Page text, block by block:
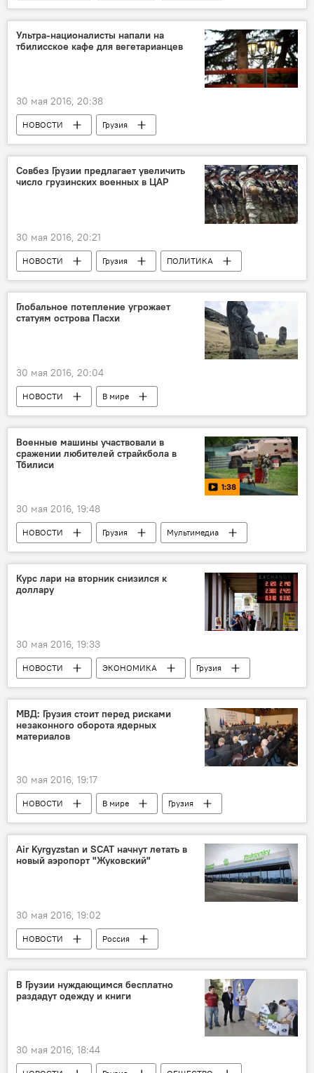
Ультра-националисты напали на
тбилисское кафе для вегетарианцев
30 мая 2016, 20:38
НОВОСТИ
Грузия
ПРОИСШЕСТВИЯ
Совбез Грузии предлагает увеличить
число грузинских военных в ЦАР
30 мая 2016, 20:21
НОВОСТИ Грузия ПОЛИТИКА
Глобальное потепление угрожает
статуям острова Пасхи
30 мая 2016, 20:04
НОВОСТИ В мире
Военные машины участвовали в
сражении любителей страйкбола в
Тбилиси
1:38
30 мая 2016, 19:48
НОВОСТИ Грузия
Мультимедиа
ОБЩЕСТВО
Видео
Курс лари на вторник снизился к
доллару
30 мая 2016, 19:33
НОВОСТИ ЭКОНОМИКА Грузия
МВД: Грузия стоит перед рисками
незаконного оборота ядерных
материалов
30 мая 2016, 19:17
НОВОСТИ В мире
Грузия
ПОЛИТИКА
Air Kyrgyzstan и SCAT начнут летать в
новый аэропорт "Жуковский"
30 мая 2016, 19:02
НОВОСТИ Россия
В Грузии нуждающимся бесплатно
раздадут одежду и книги
30 мая 2016, 18:44